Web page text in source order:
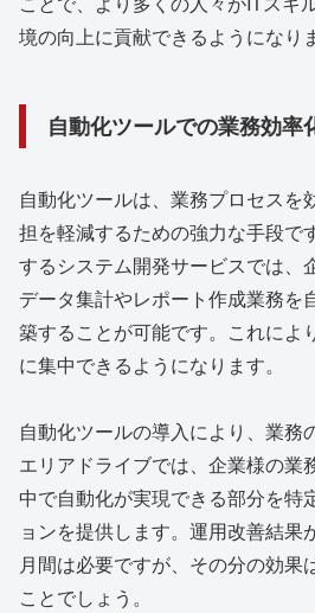
境の向上に貢献できるようになり
自動化ツールでの業務効率
自動化ツールは、業務プロセスを
担を軽減するための強力な手段で
するシステム開発サービスでは、
データ集計やレポート作成業務を
築することが可能です。これによ
に集中できるようになります。
自動化ツールの導入により、業務
エリアドライブでは、企業様の業
中で自動化が実現できる部分を特
ョンを提供します。運用改善結果
月間は必要ですが、その分の効果
ことでしょう。